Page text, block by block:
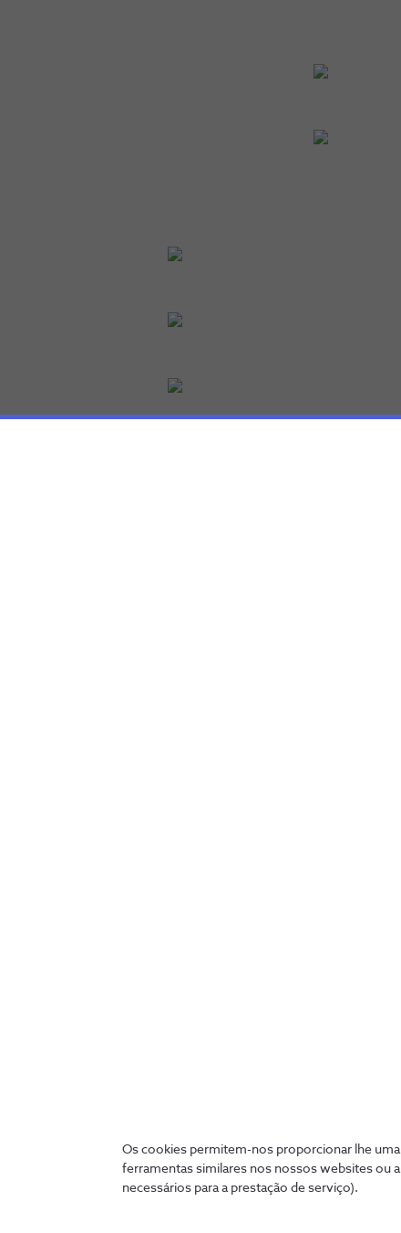
Os cookies permitem-nos proporcionar lhe
ferramentas similares nos nossos websites ou
necessários para a prestação de serviço).